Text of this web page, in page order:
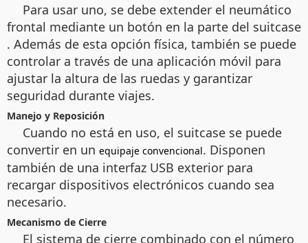
Para usar uno, se debe extender el neumático
frontal mediante un botón en la parte del suitcase
. Además de esta opción física, también se puede
controlar a través de una aplicación móvil para
ajustar la altura de las ruedas y garantizar
seguridad durante viajes.
Manejo y Reposición
Cuando no está en uso, el suitcase se puede
convertir en un equipaje convencional. Disponen
también de una interfaz USB exterior para
recargar dispositivos electrónicos cuando sea
necesario.
Mecanismo de Cierre
El sistema de cierre combinado con el número